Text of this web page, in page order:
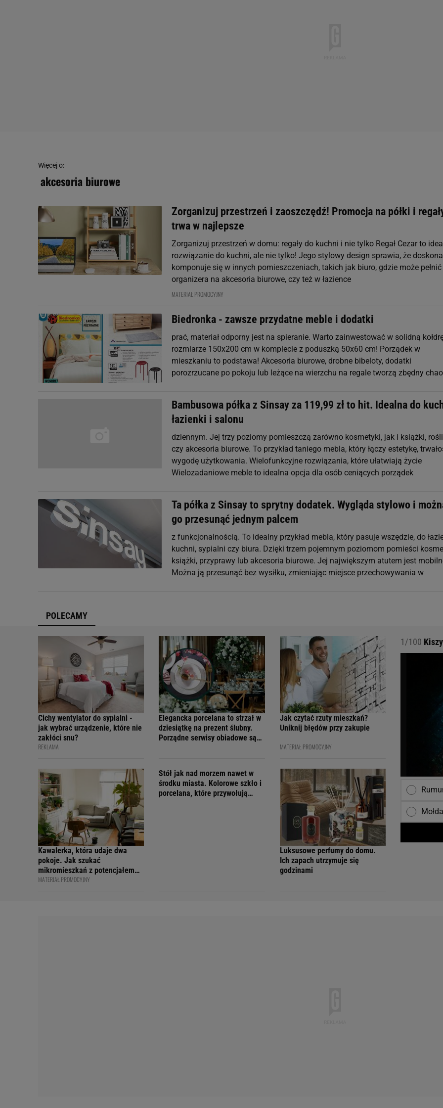
Więcej o:
akcesoria biurowe
Zorganizuj przestrzeń i zaoszczędź! Promocja na półki i
trwa w najlepsze
Zorganizuj przestrzeń w domu: regały do kuchni i nie tylko Regał Cezar to
rozwiązanie do kuchni, ale nie tylko! Jego stylowy design sprawia, że
komponuje się w innych pomieszczeniach, takich jak biuro, gdzie może
organizera na akcesoria biurowe, czy też w łazience
MATERIAŁ PROMOCYJNY
Biedronka - zawsze przydatne meble i dodatki
prać, materiał odporny jest na spieranie. Warto zainwestować w solidną
rozmiarze 150x200 cm w komplecie z poduszką 50x60 cm! Porządek w
mieszkaniu to podstawa! Akcesoria biurowe, drobne bibeloty, dodatki
porozrzucane po pokoju lub leżące na wierzchu na regale tworzą zbędny
Bambusowa półka z Sinsay za 119,99 zł to hit. Idealna do
łazienki i salonu
dziennym. Jej trzy poziomy pomieszczą zarówno kosmetyki, jak i książki,
czy akcesoria biurowe. To przykład taniego mebla, który łączy estetykę,
wygodę użytkowania. Wielofunkcyjne rozwiązania, które ułatwiają życie
Wielozadaniowe meble to idealna opcja dla osób ceniących porządek
Ta półka z Sinsay to sprytny dodatek. Wygląda stylowo i
go przesunąć jednym palcem
z funkcjonalnością. To idealny przykład mebla, który pasuje wszędzie, do
kuchni, sypialni czy biura. Dzięki trzem pojemnym poziomom pomieści
książki, przyprawy lub akcesoria biurowe. Jej największym atutem jest
Można ją przesunąć bez wysiłku, zmieniając miejsce przechowywania w
POLECAMY
Cichy wentylator do sypialni -
jak wybrać urządzenie, które nie
zakłóci snu?
REKLAMA
Elegancka porcelana to strzał w
dziesiątkę na prezent ślubny.
Porządne serwisy obiadowe są
Jak czytać rzuty mieszkań?
Uniknij błędów przy zakupie
MATERIAŁ PROMOCYJNY
Kawalerka, która udaje dwa
pokoje. Jak szukać
mikromieszkań z potencjałem
na sprytny podział?
MATERIAŁ PROMOCYJNY
Stół jak nad morzem nawet w
środku miasta. Kolorowe szkło i
porcelana, które przywołują
Luksusowe perfumy do domu.
Ich zapach utrzymuje się
godzinami
1/100